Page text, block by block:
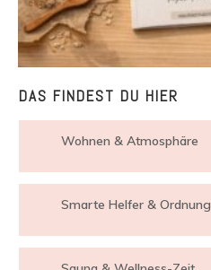
DAS FINDEST DU HIER
Wohnen & Atmosphäre
Smarte Helfer & Ordnung